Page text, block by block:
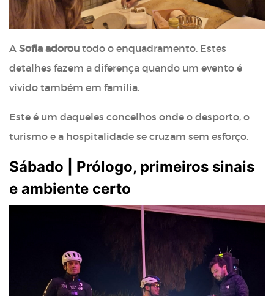
A Sofia adorou todo o enquadramento. Estes
detalhes fazem a diferença quando um evento é
vivido também em família.
Este é um daqueles concelhos onde o desporto, o
turismo e a hospitalidade se cruzam sem esforço.
Sábado | Prólogo, primeiros sinais
e ambiente certo